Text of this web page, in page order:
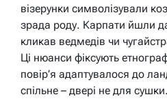
візерунки символізували
зрада роду. Карпати йшли
кликав ведмедів чи
Ці нюанси фіксують
повір’я адаптувалося до
спільне – двері не для сушки.